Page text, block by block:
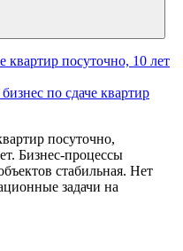
по сдаче квартир
посуточно,
Бизнес-процессы
стабильная. Нет
задачи на